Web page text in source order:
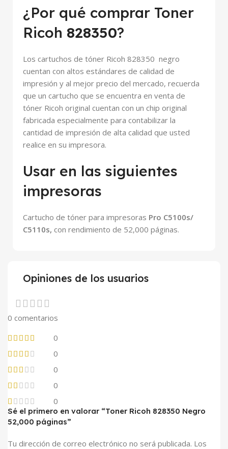
¿Por qué comprar Toner
Ricoh 828350?
Los cartuchos de tóner Ricoh 828350 negro
cuentan con altos estándares de calidad de
impresión y al mejor precio del mercado, recuerda
que un cartucho que se encuentra en venta de
tóner Ricoh original cuentan con un chip original
fabricada especialmente para contabilizar la
cantidad de impresión de alta calidad que usted
realice en su impresora.
Usar en las siguientes
impresoras
Cartucho de tóner para impresoras Pro C5100s/
C5110s, con rendimiento de 52,000 páginas.
Opiniones de los usuarios
0 comentarios
0
0
0
0
0
Sé el primero en valorar “Toner Ricoh 828350 Negro
52,000 páginas”
Tu dirección de correo electrónico no será publicada. Los